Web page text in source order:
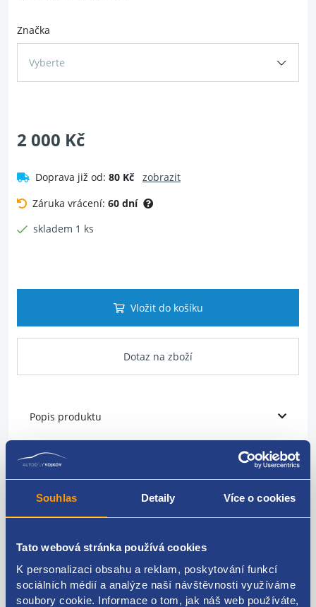
Souhlas Detaily Více o cookies
Tato webová stránka používá cookies
K personalizaci obsahu a reklam, poskytování funkcí
sociálních médií a analýze naší návštěvnosti využíváme
soubory cookie. Informace o tom, jak náš web používáte,
Značka
Vyberte
2 000 Kč
Doprava již od: 80 Kč
zobrazit
Záruka vrácení: 60 dní
skladem 1 ks
Vložit do košíku
Dotaz na zboží
Popis produktu
přední kamera
9817612877
Kódy produktu